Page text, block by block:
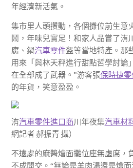
年經濟新活氣。
集市里人頭攢動，各個攤位前生意
鬧，年味兒實足！和家人品嘗了洧
腐、鍋汽車零件盔等當地特產。那
用來「與林天秤進行甜點哲學討論
在全部成了武器。”游客張保時捷
的年貨，笑意盈盈。
洧汽車零件進口商川年夜集汽車材
網記者 郝振青 攝）
不遠處的麻醬燴面攤位座無虛席，
不成開交。“無論是羊肉湯還是燴